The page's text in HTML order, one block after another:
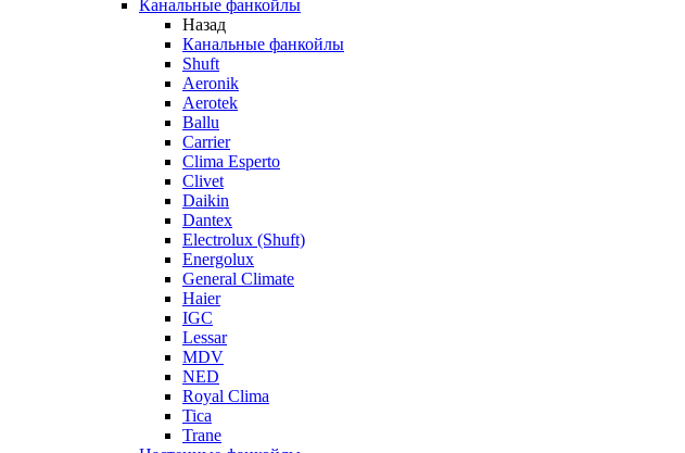
Канальные фанкойлы
Назад
Канальные фанкойлы
Shuft
Aeronik
Aerotek
Ballu
Carrier
Clima Esperto
Clivet
Daikin
Dantex
Electrolux (Shuft)
Energolux
General Climate
Haier
IGC
Lessar
MDV
NED
Royal Clima
Tica
Trane